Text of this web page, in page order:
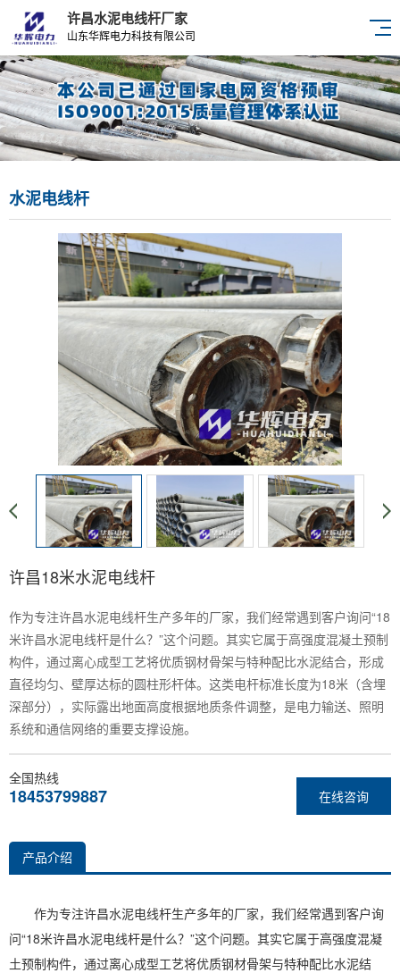
许昌水泥电线杆厂家
山东华辉电力科技有限公司
水泥电线杆
许昌18米水泥电线杆
作为专注许昌水泥电线杆生产多年的厂家，我们经常遇到客户询问“18
米许昌水泥电线杆是什么？”这个问题。其实它属于高强度混凝土预制
构件，通过离心成型工艺将优质钢材骨架与特种配比水泥结合，形成
直径均匀、壁厚达标的圆柱形杆体。这类电杆标准长度为18米（含埋
深部分），实际露出地面高度根据地质条件调整，是电力输送、照明
系统和通信网络的重要支撑设施。
在线咨询
全国热线
18453799887
产品介绍
作为专注许昌水泥电线杆生产多年的厂家，我们经常遇到客户询
问“18米许昌水泥电线杆是什么？”这个问题。其实它属于高强度混凝
土预制构件，通过离心成型工艺将优质钢材骨架与特种配比水泥结